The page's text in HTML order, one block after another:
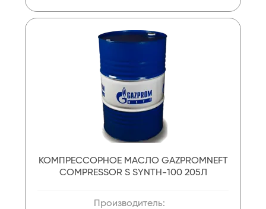
КОМПРЕССОРНОЕ МАСЛО GAZPROMNEFT
COMPRESSOR S SYNTH-100 205Л
Производитель: